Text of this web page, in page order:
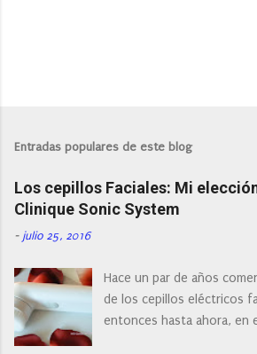
Entradas populares de este blog
Los cepillos Faciales: Mi
Clinique Sonic System
- julio 25, 2016
Hace un par de años
de los cepillos eléctricos
entonces hasta ahora, en